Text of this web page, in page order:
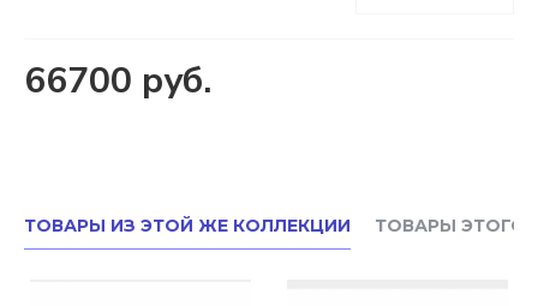
66700 руб.
ТОВАРЫ ИЗ ЭТОЙ ЖЕ КОЛЛЕКЦИИ ТОВАРЫ ЭТОГО